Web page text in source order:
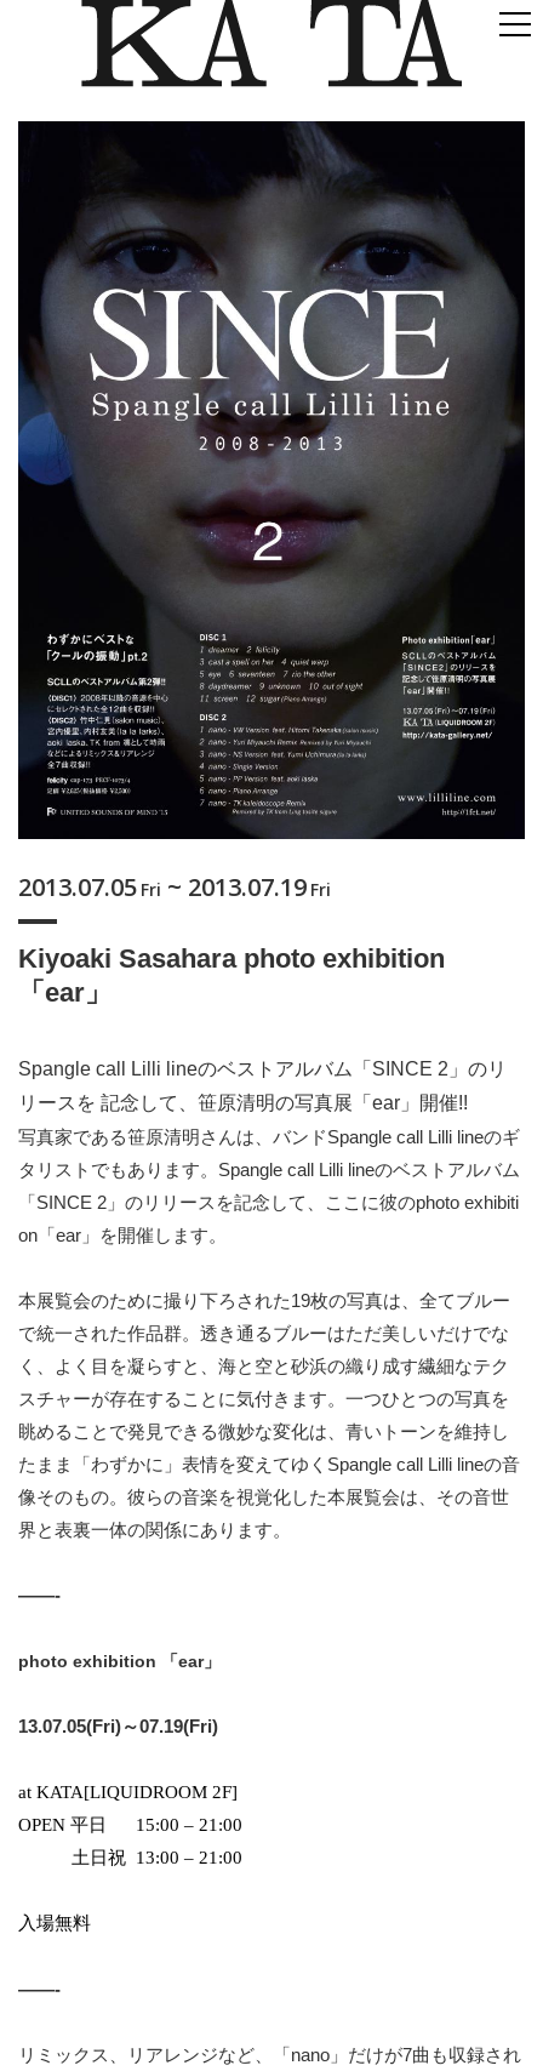
2013.07.05 Fri ~ 2013.07.19 Fri
Kiyoaki Sasahara photo exhibition
「ear」
Spangle call Lilli lineのベストアルバム「SINCE 2」のリ
リースを 記念して、笹原清明の写真展「ear」開催!!
写真家である笹原清明さんは、バンドSpangle call Lilli lineのギ
タリストでもあります。Spangle call Lilli lineのベストアルバム
「SINCE 2」のリリースを記念して、ここに彼のphoto exhibiti
on「ear」を開催します。
本展覧会のために撮り下ろされた19枚の写真は、全てブルー
で統一された作品群。透き通るブルーはただ美しいだけでな
く、よく目を凝らすと、海と空と砂浜の織り成す繊細なテク
スチャーが存在することに気付きます。一つひとつの写真を
眺めることで発見できる微妙な変化は、青いトーンを維持し
たまま「わずかに」表情を変えてゆくSpangle call Lilli lineの音
像そのもの。彼らの音楽を視覚化した本展覧会は、その音世
界と表裏一体の関係にあります。
——-
photo exhibition 「ear」
13.07.05(Fri)～07.19(Fri)
at KATA[LIQUIDROOM 2F]
OPEN 平日 15:00 – 21:00
土日祝 13:00 – 21:00
入場無料
——-
リミックス、リアレンジなど、「nano」だけが7曲も収録され